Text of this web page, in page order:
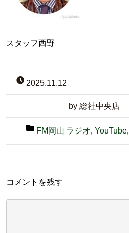
スタッフ西野
2025.11.12
by 総社中央店
FM岡山 ラジオ, YouTube,
コメントを残す